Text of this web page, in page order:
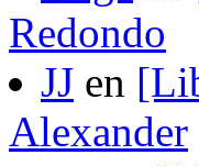
Redondo
JJ en
Alexander